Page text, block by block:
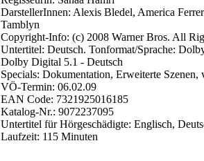
DarstellerInnen: Alexis Bledel, America
Tamblyn
Copyright-Info: (c) 2008 Warner Bros. All
Untertitel: Deutsch. Tonformat/Sprache:
Dolby Digital 5.1 - Deutsch
Specials: Dokumentation, Erweiterte Szenen,
VÖ-Termin: 06.02.09
EAN Code: 7321925016185
Katalog-Nr.: 9072237095
Untertitel für Hörgeschädigte: Englisch,
Laufzeit: 115 Minuten